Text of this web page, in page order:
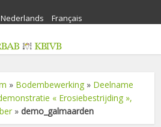
Nederlands Français
» Bodembewerking » Deelname
« Erosiebestrijding »,
»demo_galmaarden